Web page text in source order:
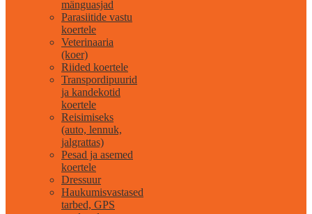
mänguasjad
Parasiitide vastu
koertele
Veterinaaria
(koer)
Riided koertele
Transpordipuurid
ja kandekotid
koertele
Reisimiseks
(auto, lennuk,
jalgrattas)
Pesad ja asemed
koertele
Dressuur
Haukumisvastased
tarbed, GPS